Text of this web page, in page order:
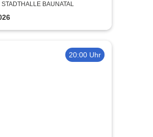
BAUNATAL
20:00 Uhr